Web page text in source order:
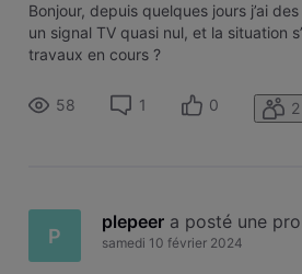
Bonjour, depuis quelques jours j’ai
un signal TV quasi nul, et la situation
travaux en cours ?
58 1 0 2
P
plepeer a posté une
samedi 10 février 2024